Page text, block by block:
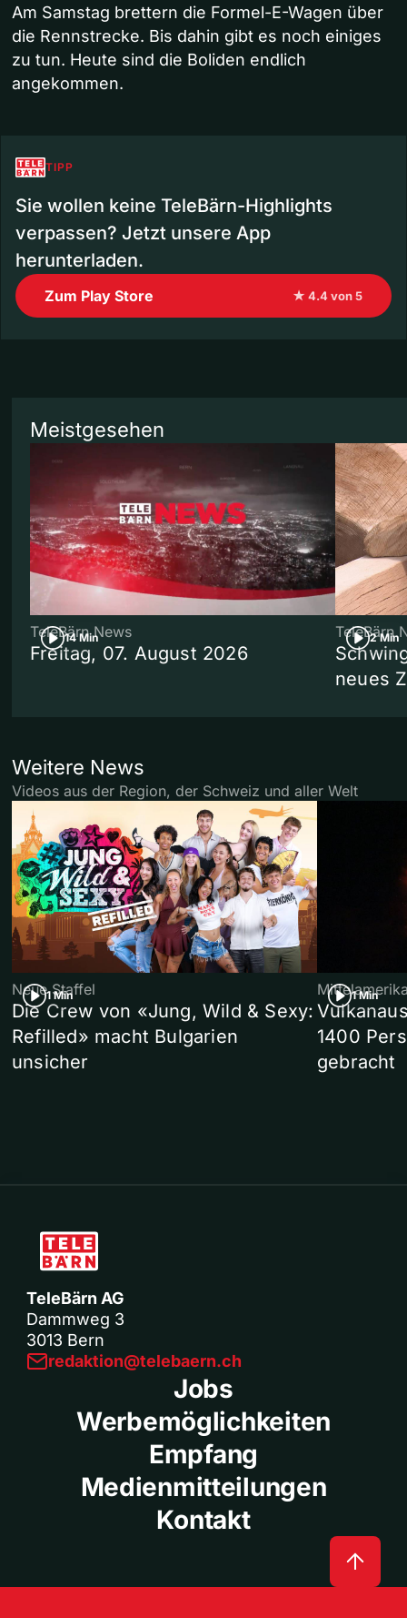
Am Samstag brettern die Formel-E-Wagen über
die Rennstrecke. Bis dahin gibt es noch einiges
zu tun. Heute sind die Boliden endlich
angekommen.
TIPP
Sie wollen keine TeleBärn-Highlights
verpassen? Jetzt unsere App
herunterladen.
Zum Play Store ★ 4.4 von 5
Meistgesehen
14 Min
TeleBärn News
Freitag, 07. August 2026
2 Min
TeleBärn
neues
Weitere News
Videos aus der Region, der Schweiz und aller Welt
1 Min
Neue Staffel
Die Crew von «Jung, Wild & Sexy:
Refilled» macht Bulgarien
unsicher
1 Min
1400
gebracht
TeleBärn AG
Dammweg 3
3013 Bern
redaktion@telebaern.ch
Jobs
Werbemöglichkeiten
Empfang
Medienmitteilungen
Kontakt